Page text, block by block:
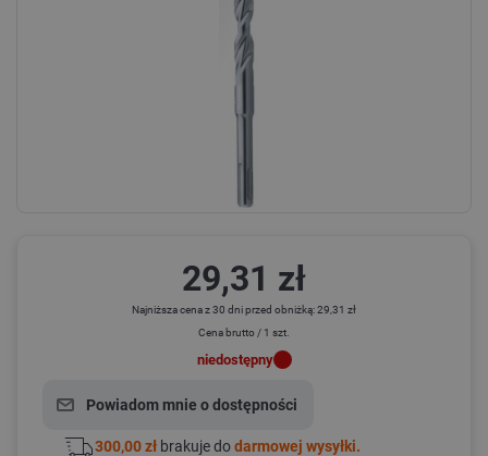
29,31 zł
Najniższa cena z 30 dni przed obniżką: 29,31 zł
Cena brutto / 1 szt.
niedostępny
Powiadom mnie o dostępności
300,00 zł brakuje dodarmowej wysyłki.